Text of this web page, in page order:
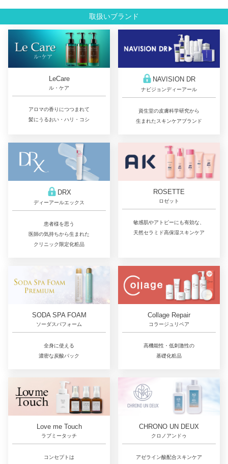
取扱いブランド
LeCare
ル・ケア
アロマの香りにつつまれて
髪にうるおい・ハリ・コシ
NAVISION DR
ナビジョンディーアール
資生堂の皮膚科学研究から
生まれたスキンケアブランド
DRX
ディーアールエックス
患者様を思う
医師の気持ちから生まれた
クリニック限定化粧品
ROSETTE
ロゼット
敏感肌やアトピーにも有効な、
天然セラミド高保湿スキンケア
SODA SPA FOAM
ソーダスパフォーム
全身に使える
濃密な炭酸パック
Collage Repair
コラージュリペア
高機能性・低刺激性の
基礎化粧品
Love me Touch
ラブミータッチ
コンセプトは
CHRONO UN DEUX
クロノアンドゥ
アゼライン酸配合スキンケア